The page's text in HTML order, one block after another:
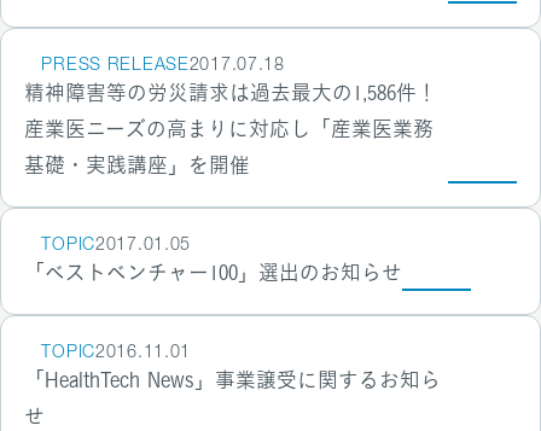
ンスの皆様へ
PRESS RELEASE2017.07.18
精神障害等の労災請求は過去最大の1,586件！
産業医ニーズの高まりに対応し「産業医業務
基礎・実践講座」を開催
TOPIC2017.01.05
「ベストベンチャー100」選出のお知らせ
TOPIC2016.11.01
「HealthTech News」事業譲受に関するお知ら
せ